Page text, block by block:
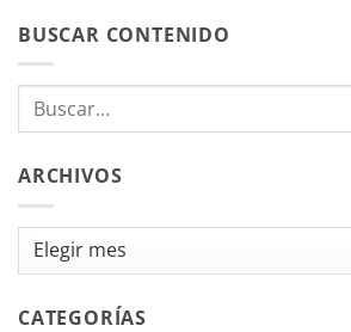
BUSCAR CONTENIDO
ARCHIVOS
Archivos
CATEGORÍAS